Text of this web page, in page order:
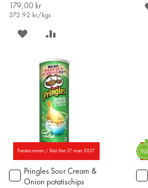
179,00 kr
372.92 kr/kgs
SPARA
ÖNSKELISTAN
JÄMFÖR
Parasta ennen / Bäst före 27 mars 2027
Pringles Sour Cream &
Onion potatischips
Lägg
till